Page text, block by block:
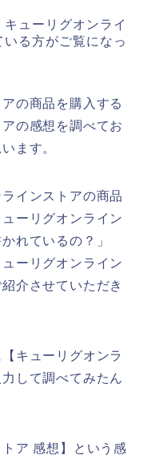
ューリグオンライ
る方がご覧になっ
の商品を購入する
の感想を調べてお
ます。
インストアの商品
ーリグオンライン
れているの？」
ーリグオンライン
介させていただき
キューリグオンラ
して調べてみたん
ア 感想】という感